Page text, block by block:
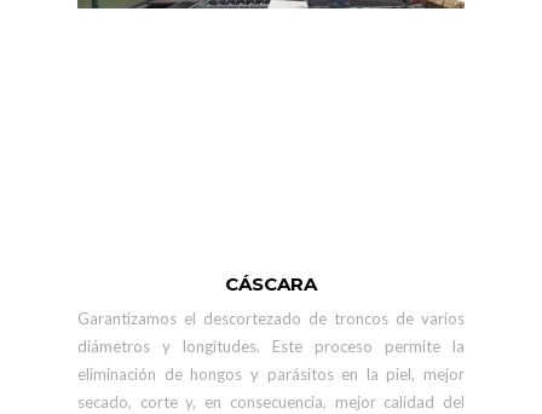
CÁSCARA
Garantizamos el descortezado de troncos de varios
diámetros y longitudes. Este proceso permite la
eliminación de hongos y parásitos en la piel, mejor
secado, corte y, en consecuencia, mejor calidad del